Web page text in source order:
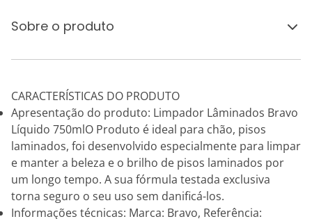
Sobre o produto
CARACTERÍSTICAS DO PRODUTO
Apresentação do produto: Limpador Lâminados Bravo
Líquido 750mlO Produto é ideal para chão, pisos
laminados, foi desenvolvido especialmente para limpar
e manter a beleza e o brilho de pisos laminados por
um longo tempo. A sua fórmula testada exclusiva
torna seguro o seu uso sem danificá-los.
Informações técnicas: Marca: Bravo, Referência: